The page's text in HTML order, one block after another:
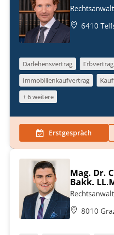
6410
Darlehensvertrag
Erbvertrag
Immobilienkaufvertrag
+ 6 weitere
Erstgespräch
Mag. Dr.
Bakk.
8010